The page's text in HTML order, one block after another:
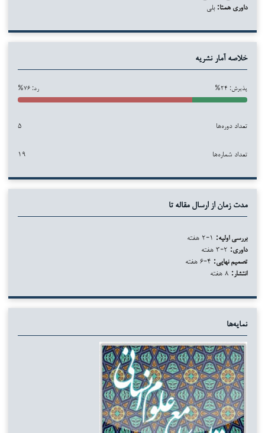
داوری همتا: بلی
خلاصه آمار نشریه
پذیرش: ۲۴% رد: ۷۶%
تعداد دوره‌ها ۵
تعداد شماره‌ها ۱۹
مدت زمان از ارسال مقاله تا
بررسی اولیه:
داوری:
تصمیم نهایی:
انتشار:
نمایه‌ها